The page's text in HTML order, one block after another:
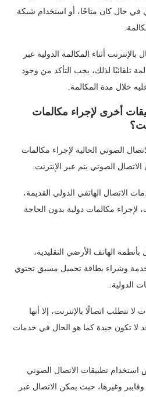
في حال كان متاحًا، أو استخدام شبكة
أثناء المكالمة الدولية عبر
تلقائيًا لذلك، يجب التأكد من وجود
خلال مدة المكالمة.
أخرى لإجراء مكالمات
الصوتي الحالية لإجراء مكالمات
الصوتي يتم عبر الإنترنت.
الاتصال الهاتفي الدولي القديمة،
لإجراء مكالمات دولية بدون الحاجة
الهاتف الأرضي التقليدية،
وشراء بطاقة تحميل مسبق تحتوي
الدولية.
تتطلب اتصالًا بالإنترنت، إلا أنها
لا تكون جيدة كما هو الحال في خدمات
استخدام تطبيقات الاتصال الصوتي
وغيرها، حيث يمكن الاتصال عبر